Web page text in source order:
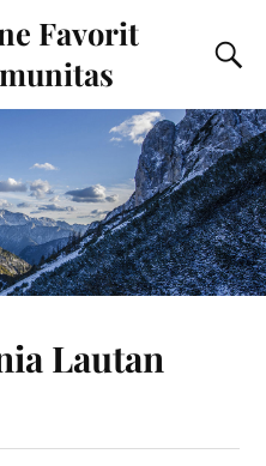
Favorit
Lautan